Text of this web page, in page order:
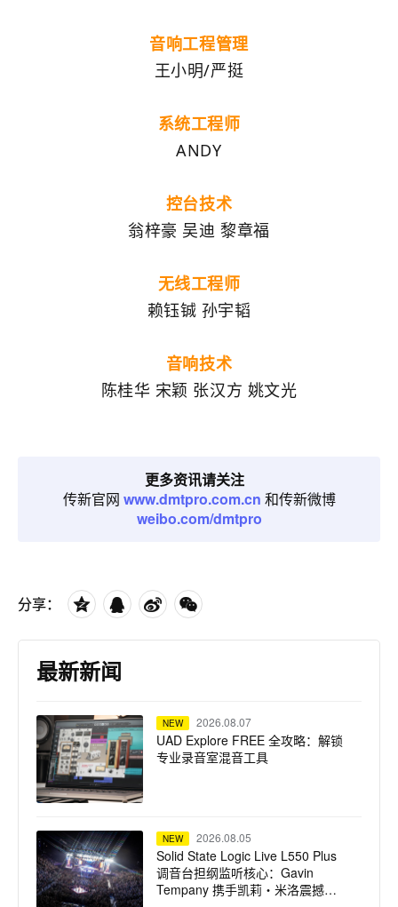
音响工程管理
王小明/严挺
系统工程师
ANDY
控台技术
翁梓豪 吴迪 黎章福
无线工程师
赖钰铖 孙宇韬
音响技术
陈桂华 宋颖 张汉方 姚文光
更多资讯请关注
传新官网 www.dmtpro.com.cn 和传新微博
weibo.com/dmtpro
分享：
最新新闻
NEW 2026.08.07
UAD Explore FREE 全攻略：解锁
专业录音室混音工具
NEW 2026.08.05
Solid State Logic Live L550 Plus
调音台担纲监听核心：Gavin
Tempany 携手凯莉・米洛震撼巡